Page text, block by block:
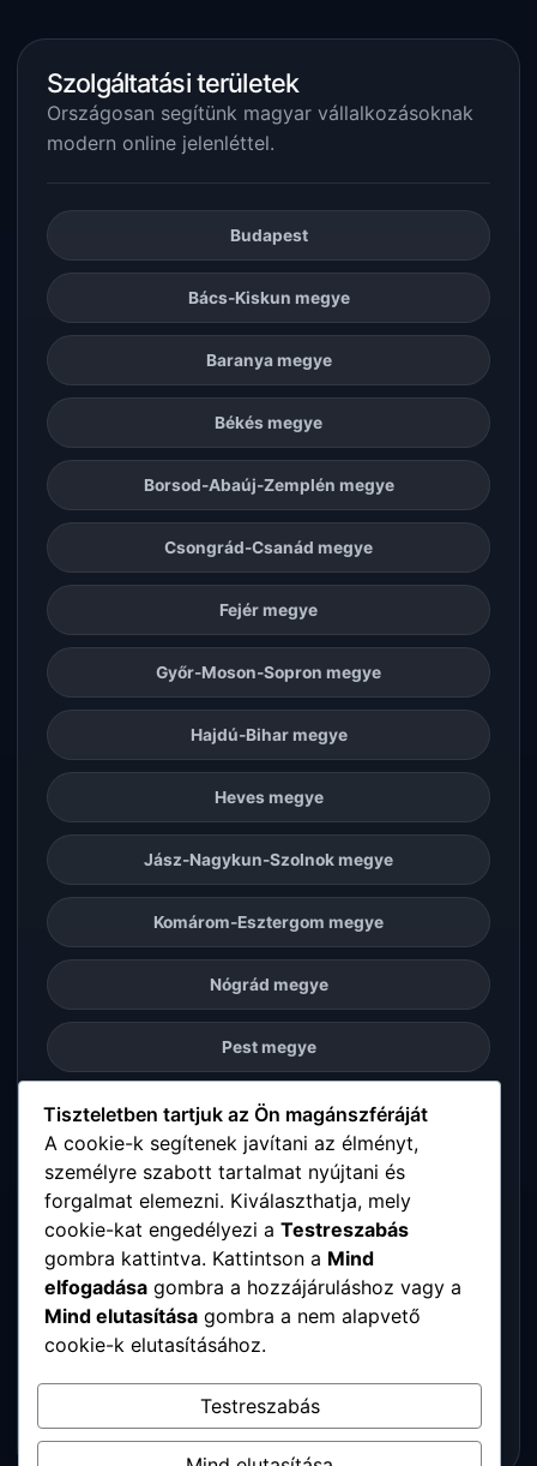
Szolgáltatási területek
Országosan segítünk magyar vállalkozásoknak
modern online jelenléttel.
Budapest
Bács-Kiskun megye
Baranya megye
Békés megye
Borsod-Abaúj-Zemplén megye
Csongrád-Csanád megye
Fejér megye
Győr-Moson-Sopron megye
Hajdú-Bihar megye
Heves megye
Jász-Nagykun-Szolnok megye
Komárom-Esztergom megye
Nógrád megye
Pest megye
Somogy megye
Szabolcs-Szatmár-Bereg megye
Tolna megye
Vas megye
Veszprém megye
Tiszteletben tartjuk az Ön magánszféráját
A cookie-k segítenek javítani az élményt,
személyre szabott tartalmat nyújtani és
forgalmat elemezni. Kiválaszthatja, mely
cookie-kat engedélyezi a Testreszabás
gombra kattintva. Kattintson a Mind
elfogadása gombra a hozzájáruláshoz vagy a
Mind elutasítása gombra a nem alapvető
cookie-k elutasításához.
Testreszabás